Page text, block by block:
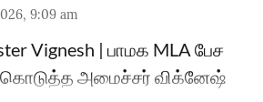
9:09 am
Vignesh | பாமக MLA பேச
கொடுத்த அமைச்சர் விக்னேஷ்